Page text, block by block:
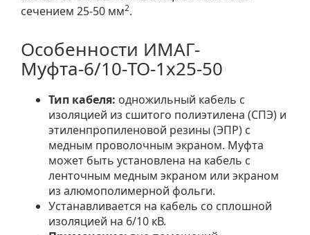
сечением 25-50 мм2.
Особенности ИМАГ-
Муфта-6/10-TO-1х25-50
Тип кабеля: одножильный кабель с
изоляцией из сшитого полиэтилена (СПЭ) и
этиленпропиленовой резины (ЭПР) с
медным проволочным экраном. Муфта
может быть установлена на кабель с
ленточным медным экраном или экраном
из алюмополимерной фольги.
Устанавливается на кабель со сплошной
изоляцией на 6/10 кВ.